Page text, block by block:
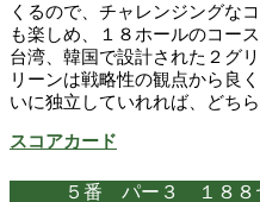
くるので、チャレンジングな
も楽しめ、１８ホールのコー
台湾、韓国で設計された２グ
リーンは戦略性の観点から良
いに独立していれれば、どち
スコアカード
５番 パー３ １８８